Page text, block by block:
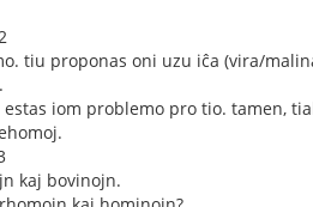
tiu proponas oni uzu iĉa (vira/
estas iom problemo pro tio. tamen,
kaj bovinojn.